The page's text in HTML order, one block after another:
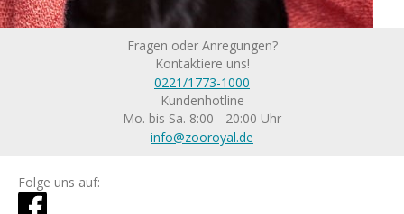
Fragen oder Anregungen?
Kontaktiere uns!
0221/1773-1000
Kundenhotline
Mo. bis Sa. 8:00 - 20:00 Uhr
info@zooroyal.de
Folge uns auf: